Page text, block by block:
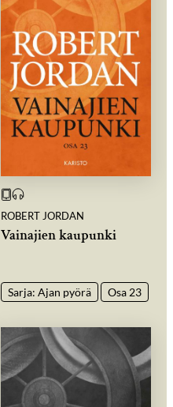
ROBERT JORDAN
Vainajien kaupunki
Sarja: Ajan pyörä Osa 23